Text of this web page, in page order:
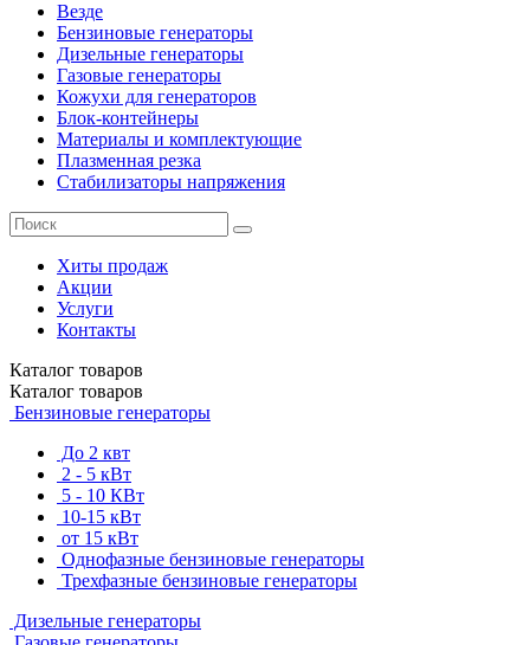
Везде
Бензиновые генераторы
Дизельные генераторы
Газовые генераторы
Кожухи для генераторов
Блок-контейнеры
Материалы и комплектующие
Плазменная резка
Стабилизаторы напряжения
Хиты продаж
Акции
Услуги
Контакты
Каталог товаров
Каталог товаров
Бензиновые генераторы
До 2 квт
2 - 5 кВт
5 - 10 КВт
10-15 кВт
от 15 кВт
Однофазные бензиновые генераторы
Трехфазные бензиновые генераторы
Дизельные генераторы